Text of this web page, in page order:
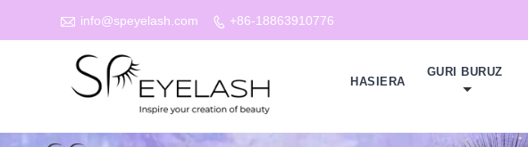
 info@speyelash.com  +86-18863910776
HASIERA
GURI BURUZ